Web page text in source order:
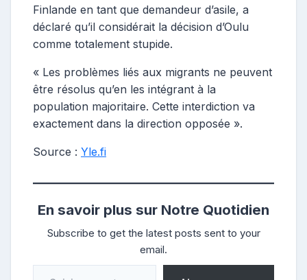
Finlande en tant que demandeur d’asile, a
déclaré qu’il considérait la décision d’Oulu
comme totalement stupide.
« Les problèmes liés aux migrants ne peuvent
être résolus qu’en les intégrant à la
population majoritaire. Cette interdiction va
exactement dans la direction opposée ».
Source : Yle.fi
En savoir plus sur Notre Quotidien
Subscribe to get the latest posts sent to your
email.
Saisissez votre adresse e-mail…